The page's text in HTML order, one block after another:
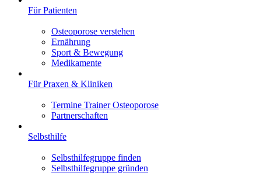
Für Patienten
Osteoporose verstehen
Ernährung
Sport & Bewegung
Medikamente
Für Praxen & Kliniken
Termine Trainer Osteoporose
Partnerschaften
Selbsthilfe
Selbsthilfegruppe finden
Selbsthilfegruppe gründen